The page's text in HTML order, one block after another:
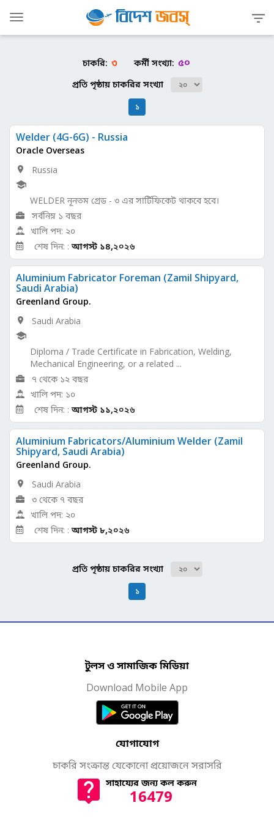
Toggle
চাকরি: ৩ কর্মী সংখ্যা: ৫০
প্রতি পৃষ্ঠায় চাকরির সংখ্যা
১
Welder (4G-6G) - Russia
Oracle Overseas
Russia
WELDER নূনতম গ্রেড - ৩ এর সার্টিফিকেট থাকবে হবে।
সর্বনিম্ন ১ বছর
খালি পদ: ২০
শেষ দিন: :আগস্ট ১৪,২০২৬
Aluminium Fabricator Foreman (Zamil Shipyard,
Saudi Arabia)
Greenland Group.
Saudi Arabia
Diploma / Trade Certificate in Fabrication, Welding,
Mechanical Engineering, or a related ...
৭ থেকে ১২ বছর
খালি পদ: ১০
শেষ দিন: :আগস্ট ১১,২০২৬
Aluminium Fabricators/Aluminium Welder (Zamil
Shipyard, Saudi Arabia)
Greenland Group.
Saudi Arabia
৩ থেকে ৭ বছর
খালি পদ: ২০
শেষ দিন: :আগস্ট ৮,২০২৬
প্রতি পৃষ্ঠায় চাকরির সংখ্যা
১
টুলস ও সামাজিক মিডিয়া
Download Mobile App
যোগাযোগ
চাকরি সংক্রান্ত যেকোনো প্রয়োজনে সরাসরি
সাহায্যের জন্য কল করুন
16479